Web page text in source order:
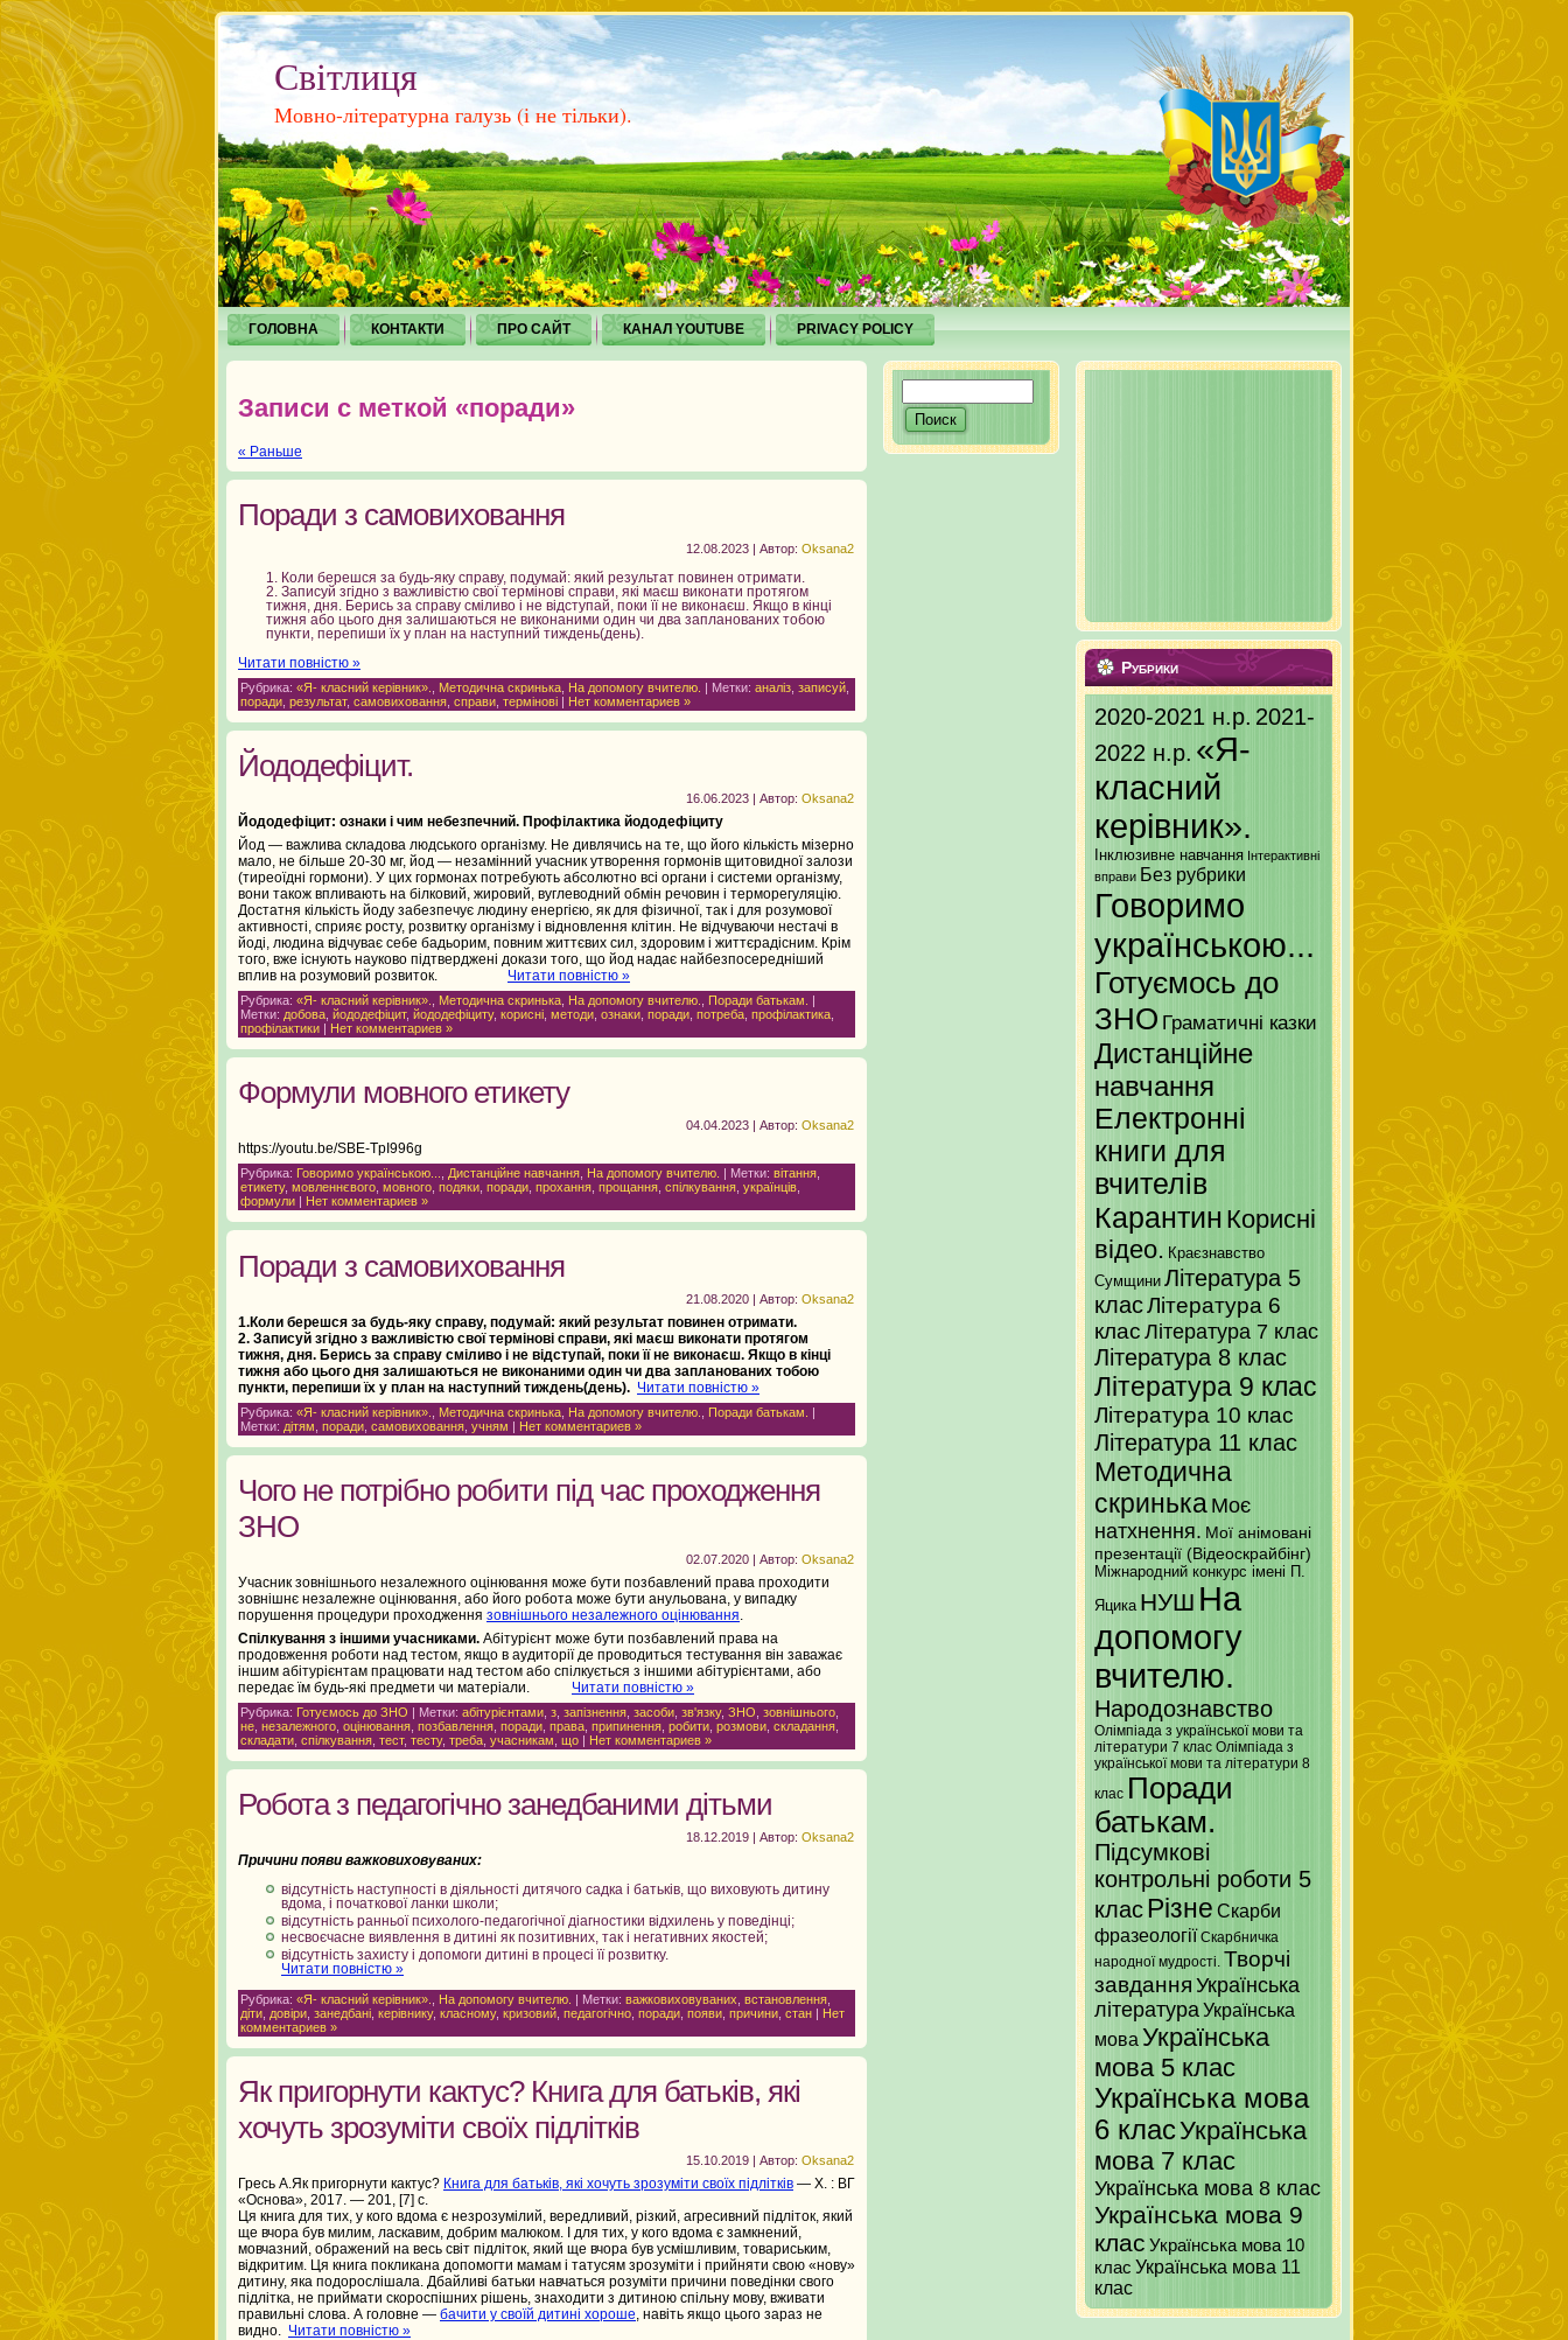
Світлиця
Мовно-літературна галузь (і не тільки).
ГОЛОВНА КОНТАКТИ ПРО САЙТ КАНАЛ YOUTUBE PRIVACY POLICY
Записи с меткой «поради»
« Раньше
Поради з самовиховання
12.08.2023 | Автор: Oksana2
Коли берешся за будь-яку справу, подумай: який результат повинен отримати.
2. Записуй згідно з важливістю свої термінові справи, які маєш виконати протягом
тижня, дня. Берись за справу сміливо і не відступай, поки її не виконаєш. Якщо в кінці
тижня або цього дня залишаються не виконаними один чи два запланованих тобою
пункти, перепиши їх у план на наступний тиждень(день).
Читати повністю »
Рубрика: «Я- класний керівник». Методична скринька На допомогу вчителю. | Метки: аналіз записуй
поради результат, самовиховання справи термінові | Нет комментариев »
Йододефіцит.
16.06.2023 | Автор: Oksana2
Йододефіцит: ознаки і чим небезпечний. Профілактика йододефіциту
Йод — важлива складова людського організму. Не дивлячись на те, що його кількість мізерно
мало, не більше 20-30 мг, йод — незамінний учасник утворення гормонів щитовидної залози
(тиреоїдні гормони). У цих гормонах потребують абсолютно всі органи і системи організму,
вони також впливають на білковий, жировий, вуглеводний обмін речовин і терморегуляцію.
Достатня кількість йоду забезпечує людину енергією, як для фізичної, так і для розумової
активності, сприяє росту, розвитку організму і відновлення клітин. Не відчуваючи нестачі в
йоді, людина відчуває себе бадьорим, повним життєвих сил, здоровим і життєрадісним. Крім
того, вже існують науково підтверджені докази того, що йод надає найбезпосередніший
вплив на розумовий розвиток. Читати повністю »
Рубрика: «Я- класний керівник». Методична скринька На допомогу вчителю. Поради батькам.
|
Метки: добова йододефіцит, йододефіциту, корисні методи ознаки поради потреба профілактика
профілактики | Нет комментариев »
Формули мовного етикету
04.04.2023 | Автор: Oksana2
https://youtu.be/SBE-TpI996g
Рубрика: Говоримо українською... Дистанційне навчання На допомогу вчителю. | Метки: вітання
етикету, мовленнєвого мовного подяки поради прохання прощання спілкування українців
формули
Нет комментариев »
Поради з самовиховання
21.08.2020 | Автор: Oksana2
1.Коли берешся за будь-яку справу, подумай: який результат повинен отримати.
2. Записуй згідно з важливістю свої термінові справи, які маєш виконати протягом
тижня, дня. Берись за справу сміливо і не відступай, поки її не виконаєш. Якщо в кінці
тижня або цього дня залишаються не виконаними один чи два запланованих тобою
пункти, перепиши їх у план на наступний тиждень(день). Читати повністю »
Рубрика: «Я- класний керівник». Методична скринька На допомогу вчителю. Поради батькам.
|
Метки: дітям поради самовиховання учням | Нет комментариев »
Чого не потрібно робити під час проходження
ЗНО
02.07.2020 | Автор: Oksana2
Учасник зовнішнього незалежного оцінювання може бути позбавлений права проходити
зовнішнє незалежне оцінювання, або його робота може бути анульована, у випадку
порушення процедури проходження зовнішнього незалежного оцінювання.
Спілкування з іншими учасниками. Абітурієнт може бути позбавлений права на
продовження роботи над тестом, якщо в аудиторії де проводиться тестування він заважає
іншим абітурієнтам працювати над тестом або спілкується з іншими абітурієнтами, або
передає їм будь-які предмети чи матеріали. Читати повністю »
Рубрика: Готуємось до ЗНО | Метки: абітурієнтами з запізнення засоби зв'язку, ЗНО зовнішнього
не незалежного оцінювання позбавлення поради права припинення робити розмови складання
складати спілкування тест, тесту, треба учасникам що | Нет комментариев »
Робота з педагогічно занедбаними дітьми
18.12.2019 | Автор: Oksana2
Причини появи важковиховуваних:
відсутність наступності в діяльності дитячого садка і батьків, що виховують дитину
вдома, і початкової ланки школи;
відсутність ранньої психолого-педагогічної діагностики відхилень у поведінці;
несвоєчасне виявлення в дитині як позитивних, так і негативних якостей;
відсутність захисту і допомоги дитині в процесі її розвитку.
Читати повністю »
Рубрика: «Я- класний керівник». На допомогу вчителю. | Метки: важковиховуваних встановлення
діти довіри занедбані керівнику, класному, кризовий педагогічно поради появи причини стан | Нет
комментариев »
Як пригорнути кактус? Книга для батьків, які
хочуть зрозуміти своїх підлітків
15.10.2019 | Автор: Oksana2
Гресь А.Як пригорнути кактус? Книга для батьків, які хочуть зрозуміти своїх підлітків — Х. : ВГ
«Основа», 2017. — 201, [7] с.
Ця книга для тих, у кого вдома є незрозумілий, вередливий, різкий, агресивний підліток, який
ще вчора був милим, ласкавим, добрим малюком. І для тих, у кого вдома є замкнений,
мовчазний, ображений на весь світ підліток, який ще вчора був усмішливим, товариським,
відкритим. Ця книга покликана допомогти мамам і татусям зрозуміти і прийняти свою «нову»
дитину, яка подорослішала. Дбайливі батьки навчаться розуміти причини поведінки свого
підлітка, не приймати скороспішних рішень, знаходити з дитиною спільну мову, вживати
правильні слова. А головне — бачити у своїй дитині хороше, навіть якщо цього зараз не
видно. Читати повністю »
Рубрики
2020-2021 н.р. 2021-
2022 н.р. «Я-
класний
керівник».
Інклюзивне навчання Інтерактивні
вправи Без рубрики
Говоримо
українською...
Готуємось до
ЗНО Граматичні казки
Дистанційне
навчання
Електронні
книги для
вчителів
Карантин Корисні
відео. Краєзнавство
Сумщини Література 5
класЛітература 6
класЛітература 7 клас
Література 8 клас
Література 9 клас
Література 10 клас
Література 11 клас
Методична
скринька Моє
натхнення. Мої анімовані
презентації (Відеоскрайбінг)
Міжнародний конкурс імені П.
Яцика НУШ На
допомогу
вчителю.
Народознавство
Олімпіада з української мови та
літератури 7 клас Олімпіада з
української мови та літератури 8
клас Поради
батькам.
Підсумкові
контрольні роботи 5
класРізне Скарби
фразеології Скарбничка
народної мудрості. Творчі
завдання Українська
літератураУкраїнська
мова Українська
мова 5 клас
Українська мова
6 класУкраїнська
мова 7 клас
Українська мова 8 клас
Українська мова 9
клас Українська мова 10
клас Українська мова 11
клас